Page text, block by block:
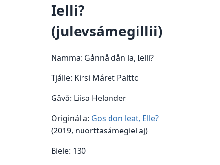
Ielli?
(julevsámegillii)
Namma: Gånnå dån la, Ielli?
Tjálle: Kirsi Máret Paltto
Gåvå: Liisa Helander
Originálla: Gos don leat, Elle?
(2019, nuorttasámegiellaj)
Biele: 130